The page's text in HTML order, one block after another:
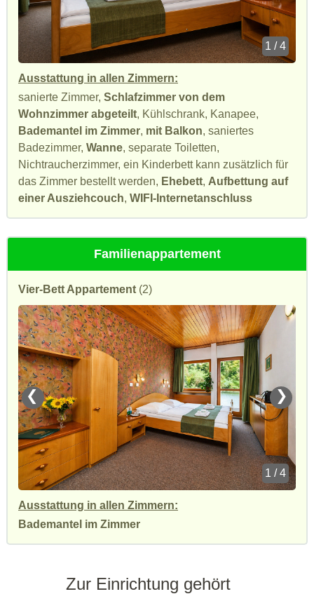
1 / 4
Ausstattung in allen Zimmern:
sanierte Zimmer, Schlafzimmer von dem
Wohnzimmer abgeteilt, Kühlschrank, Kanapee,
Bademantel im Zimmer, mit Balkon, saniertes
Badezimmer, Wanne, separate Toiletten,
Nichtraucherzimmer, ein Kinderbett kann zusätzlich für
das Zimmer bestellt werden, Ehebett, Aufbettung auf
einer Ausziehcouch, WIFI-Internetanschluss
Familienappartement
Vier-Bett Appartement (2)
❮ ❯
1 / 4
Ausstattung in allen Zimmern:
Bademantel im Zimmer
Zur Einrichtung gehört